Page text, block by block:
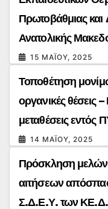
Πρωτοβάθμιας
Ανατολικής
15 ΜΑΪ́ΟΥ, 2025
Τοποθέτηση
οργανικές θέσεις
μεταθέσεις
14 ΜΑΪ́ΟΥ, 2025
Πρόσκληση
αιτήσεων
Σ.Δ.Ε.Υ. των